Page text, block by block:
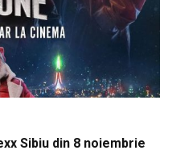
Sibiu din 8 noiembrie